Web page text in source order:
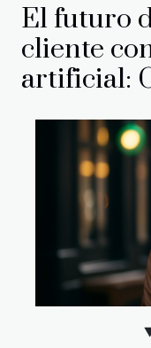
El futuro
cliente
artificial: